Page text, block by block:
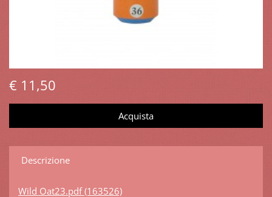
€ 11,50
Descrizione
Wild Oat23.pdf (163526)